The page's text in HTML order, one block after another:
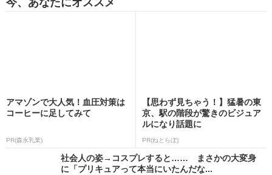
今、あなたにオススメ
アマゾンで大人気！血圧対策は
コーヒーに足してみて
PR(森永乳業)
【思わず見ちゃう！】猛暑の東
京、駅の階段が驚きのビジュア
ルになり話題に
PR(ねとらぼ)
社会人の姿→コスプレすると…… まさかの大変身
に「プリキュアって本当にいたんだな...